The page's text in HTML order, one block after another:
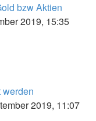
bzw Aktien
2019, 15:35
werden
2019, 11:07